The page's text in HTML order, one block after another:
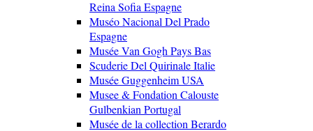
Reina Sofia Espagne
Muséo Nacional Del Prado
Espagne
Musée Van Gogh Pays Bas
Scuderie Del Quirinale Italie
Musée Guggenheim USA
Musee & Fondation Calouste
Gulbenkian Portugal
Musée de la collection Berardo